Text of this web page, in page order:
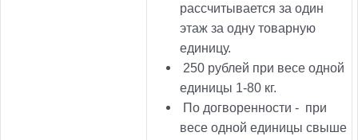
рассчитывается за один
этаж за одну товарную
единицу.
250 рублей при весе одной
единицы 1-80 кг.
По догворенности - при
весе одной единицы свыше